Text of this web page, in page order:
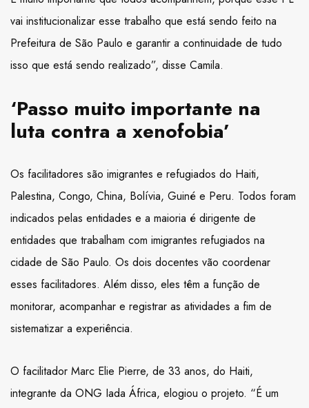
vai institucionalizar esse trabalho que está sendo feito na
Prefeitura de São Paulo e garantir a continuidade de tudo
isso que está sendo realizado”, disse Camila.
‘Passo muito importante na
luta contra a xenofobia’
Os facilitadores são imigrantes e refugiados do Haiti,
Palestina, Congo, China, Bolívia, Guiné e Peru. Todos foram
indicados pelas entidades e a maioria é dirigente de
entidades que trabalham com imigrantes refugiados na
cidade de São Paulo. Os dois docentes vão coordenar
esses facilitadores. Além disso, eles têm a função de
monitorar, acompanhar e registrar as atividades a fim de
sistematizar a experiência.
O facilitador Marc Elie Pierre, de 33 anos, do Haiti,
integrante da ONG Iada África, elogiou o projeto. “É um